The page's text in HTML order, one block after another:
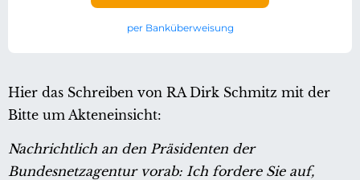
per Banküberweisung
Hier das Schreiben von RA Dirk Schmitz mit der
Bitte um Akteneinsicht:
Nachrichtlich an den Präsidenten der
Bundesnetzagentur vorab: Ich fordere Sie auf,